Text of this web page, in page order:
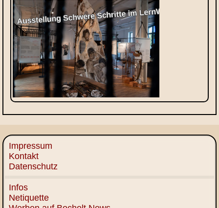
Impressum
Kontakt
Datenschutz
Infos
Netiquette